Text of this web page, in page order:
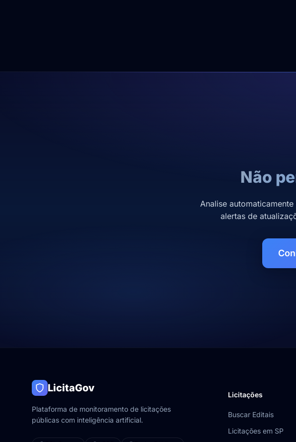
Não
Analise
alertas de
LicitaGov
Plataforma de monitoramento de licitações
públicas com inteligência artificial.
Licitações
Buscar Editais
Licitações em SP